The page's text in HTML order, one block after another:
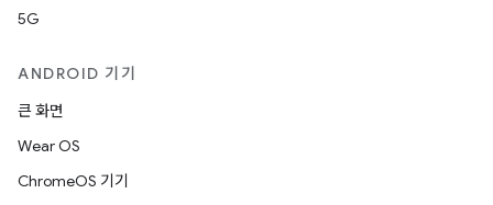
5G
ANDROID 기기
큰 화면
Wear OS
ChromeOS 기기